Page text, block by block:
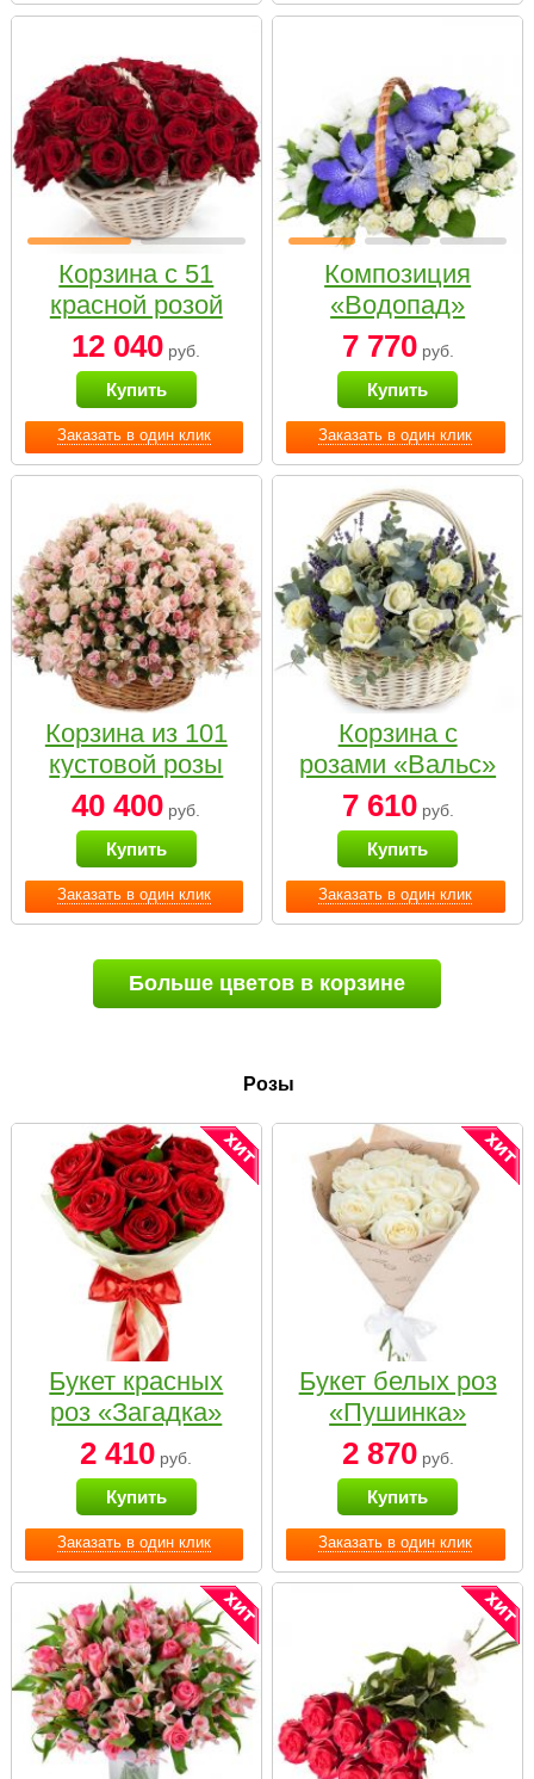
Заказать в один клик
Корзина с 51
красной розой
12 040 руб.
Купить
Заказать в один клик
Композиция
«Водопад»
7 770руб.
Купить
Заказать в один клик
Корзина из 101
кустовой розы
нежных тонов
40 400 руб.
Купить
Заказать в один клик
Корзина с
розами «Вальс»
7 610руб.
Купить
Больше цветов в корзине
Розы
Заказать в один клик
Букет красных
роз «Загадка»
2 410 руб.
Купить
Заказать в один клик
Букет белых роз
«Пушинка»
2 870руб.
Купить